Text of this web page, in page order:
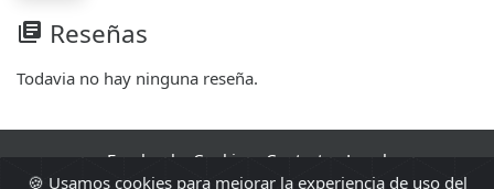
library_books Reseñas
Todavia no hay ninguna reseña.
🍪 Usamos cookies para mejorar la experiencia de uso del
Facebook Cookies Contacto Legal